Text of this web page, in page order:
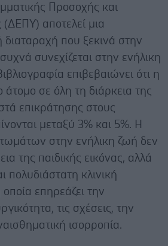
Προσοχής και
(ΔΕΠΥ) αποτελεί μια
που ξεκινά στην
συνεχίζεται στην ενήλικη
επιβεβαιώνει ότι η
σε όλη τη διάρκεια της
επικράτησης στους
μεταξύ 3% και 5%. Η
στην ενήλικη ζωή δεν
της παιδικής εικόνας, αλλά
πολυδιάστατη κλινική
επηρεάζει την
τις σχέσεις, την
ισορροπία.